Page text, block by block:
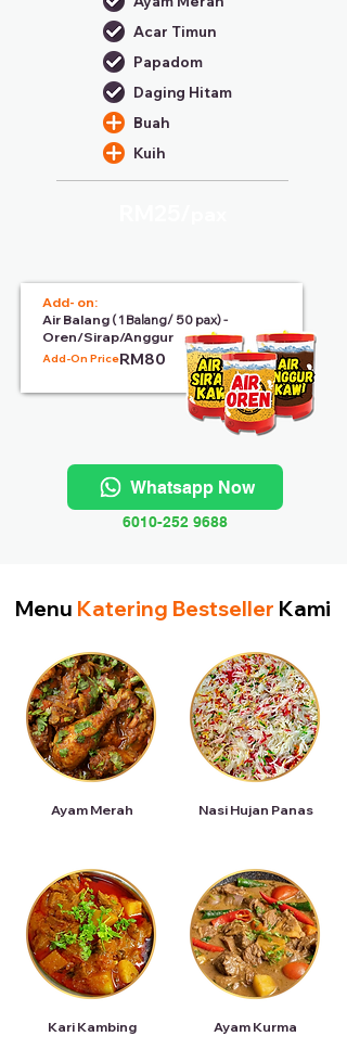
Acar Timun
Papadom
Daging Hitam
Buah
Kuih
Add- on:
Air Balang ( 1 Balang/ 50 pax) -
Oren/Sirap/Anggur
Add-On Price:RM80
Whatsapp Now
6010-252 9688
Menu Katering Bestseller Kami
Ayam Merah
Kari Kambing
Nasi Hujan Panas
Ayam Kurma